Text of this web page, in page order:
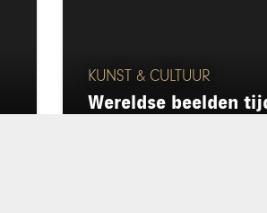
KUNST & CULTUUR
Wereldse beelden